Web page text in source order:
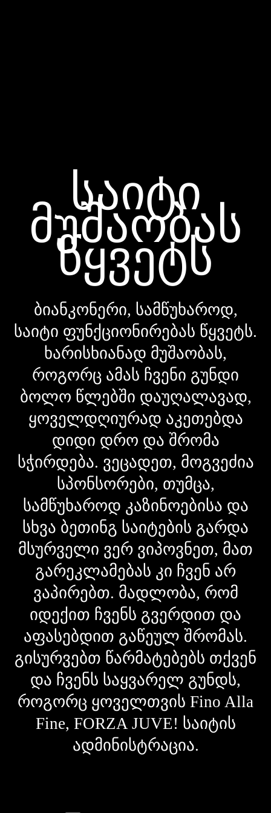
საიტი
მუშაობას
წყვეტს
ბიანკონერი, სამწუხაროდ,
საიტი ფუნქციონირებას წყვეტს.
ხარისხიანად მუშაობას,
როგორც ამას ჩვენი გუნდი
ბოლო წლებში დაუღალავად,
ყოველდღიურად აკეთებდა
დიდი დრო და შრომა
სჭირდება. ვეცადეთ, მოგვეძია
სპონსორები, თუმცა,
სამწუხაროდ კაზინოებისა და
სხვა ბეთინგ საიტების გარდა
მსურველი ვერ ვიპოვნეთ, მათ
გარეკლამებას კი ჩვენ არ
ვაპირებთ. მადლობა, რომ
იდექით ჩვენს გვერდით და
აფასებდით გაწეულ შრომას.
გისურვებთ წარმატებებს თქვენ
და ჩვენს საყვარელ გუნდს,
როგორც ყოველთვის Fino Alla
Fine, FORZA JUVE! საიტის
ადმინისტრაცია.